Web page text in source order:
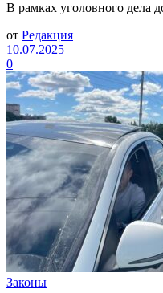
В рамках уголовного дела
от Редакция
10.07.2025
0
Законы